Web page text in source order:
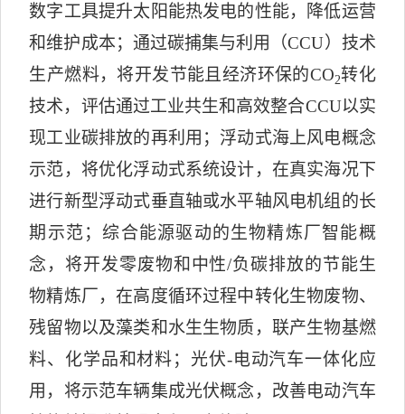
数字工具提升太阳能热发电的性能，降低运营
和维护成本；通过碳捕集与利用（CCU）技术
生产燃料，将开发节能且经济环保的CO2转化
技术，评估通过工业共生和高效整合CCU以实
现工业碳排放的再利用；浮动式海上风电概念
示范，将优化浮动式系统设计，在真实海况下
进行新型浮动式垂直轴或水平轴风电机组的长
期示范；综合能源驱动的生物精炼厂智能概
念，将开发零废物和中性/负碳排放的节能生
物精炼厂，在高度循环过程中转化生物废物、
残留物以及藻类和水生生物质，联产生物基燃
料、化学品和材料；光伏-电动汽车一体化应
用，将示范车辆集成光伏概念，改善电动汽车